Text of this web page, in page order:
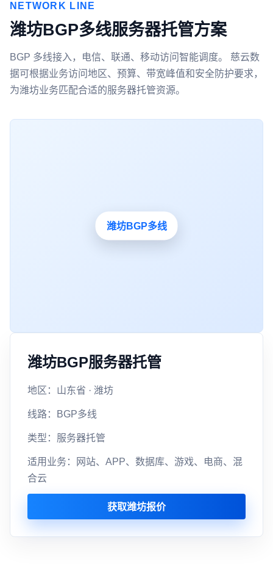
NETWORK LINE
潍坊BGP多线服务器托管方案
BGP 多线接入，电信、联通、移动访问智能调度。 慈云数
据可根据业务访问地区、预算、带宽峰值和安全防护要求，
为潍坊业务匹配合适的服务器托管资源。
潍坊BGP服务器托管
地区：山东省 · 潍坊
线路：BGP多线
类型：服务器托管
适用业务：网站、APP、数据库、游戏、电商、混
合云
获取潍坊报价